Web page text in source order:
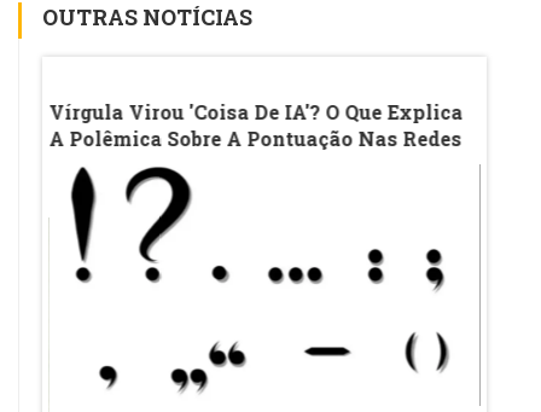
OUTRAS NOTÍCIAS
Vírgula Virou 'coisa De IA'? O Que Explica
A Polêmica Sobre A Pontuação Nas Redes